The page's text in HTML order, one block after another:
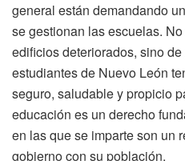
general están demandando
se gestionan las escuelas.
edificios deteriorados, sino
estudiantes de Nuevo León
seguro, saludable y propicio
educación es un derecho
en las que se imparte son un
gobierno con su población.